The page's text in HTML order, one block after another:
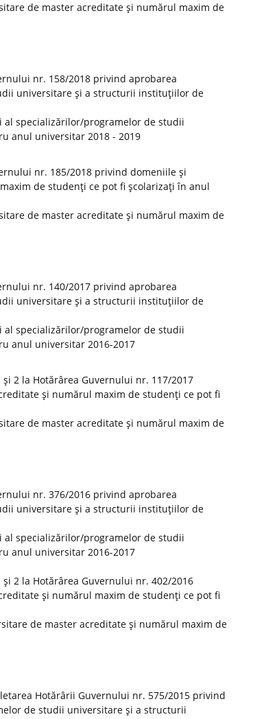
de master acreditate şi numărul maxim de
nr. 158/2018 privind aprobarea
universitare şi a structurii instituţiilor de
specializărilor/programelor de studii
anul universitar 2018 - 2019
nr. 185/2018 privind domeniile şi
de studenţi ce pot fi şcolarizaţi în anul
de master acreditate şi numărul maxim de
nr. 140/2017 privind aprobarea
universitare şi a structurii instituţiilor de
specializărilor/programelor de studii
anul universitar 2016-2017
2 la Hotărârea Guvernului nr. 117/2017
şi numărul maxim de studenţi ce pot fi
de master acreditate şi numărul maxim de
nr. 376/2016 privind aprobarea
universitare şi a structurii instituţiilor de
specializărilor/programelor de studii
anul universitar 2016-2017
2 la Hotărârea Guvernului nr. 402/2016
şi numărul maxim de studenţi ce pot fi
de master acreditate şi numărul maxim de
Hotărârii Guvernului nr. 575/2015 privind
de studii universitare şi a structurii